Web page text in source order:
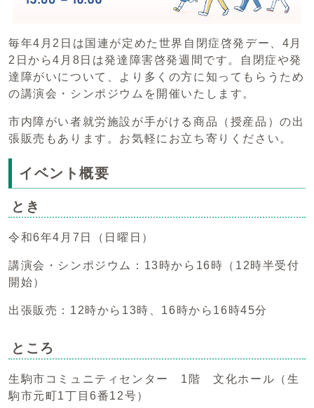
毎年4月2日は国連が定めた世界自閉症啓発デー、4月
2日から4月8日は発達障害啓発週間です。自閉症や発
達障がいについて、より多くの方に知ってもらうため
の講演会・シンポジウムを開催いたします。
市内障がい者就労施設が手がける商品（授産品）の出
張販売もあります。お気軽にお立ち寄りください。
イベント概要
とき
令和6年4月7日（日曜日）
講演会・シンポジウム：13時から16時（12時半受付
開始）
出張販売：12時から13時、16時から16時45分
ところ
生駒市コミュニティセンター 1階 文化ホール（生
駒市元町1丁目6番12号）